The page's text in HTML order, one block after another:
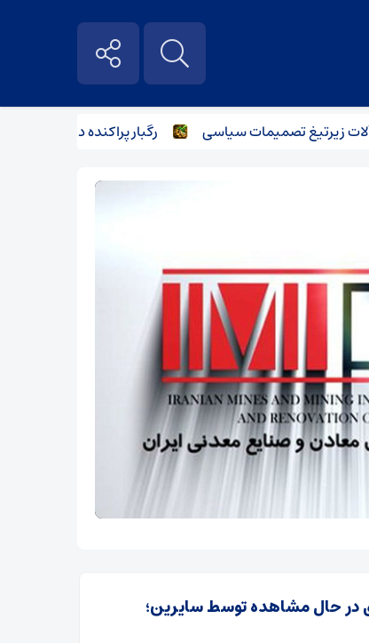
تصمیمات سیاسی رگبار پراکنده در نیمه شمالی
در حال مشاهده توسط سایرین؛